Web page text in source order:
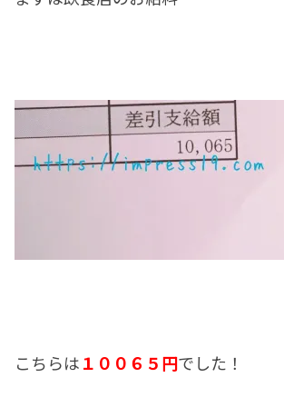
こちらは１００６５円でした！